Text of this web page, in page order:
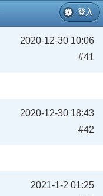
登入
2020-12-30 10:06
#41
2020-12-30 18:43
#42
2021-1-2 01:25